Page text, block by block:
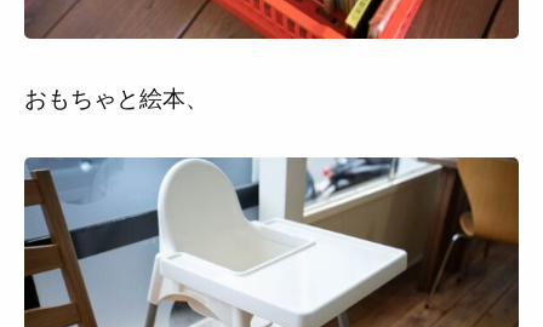
おもちゃと絵本、